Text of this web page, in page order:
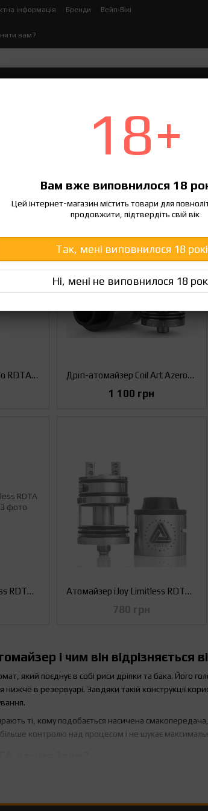
інформація Бренди Вейп-Вікі
вам?
сигарет
в
і чим він відрізняється
який поєднує в собі риси дріпки та бака. Його
нижче в резервуарі. Завдяки такій конструкції
ті, кому подобається насичена
контролю над процесом і не шукає
цікавлять користувачів, які вже мають певний
Атомайзер iJoy Tornado RDTA (Оригінал) Сталевий Дріп-атомайзер Coil Art Azeroth RDTA (Оригінал) Сталевий
1 100 грн
Атомайзер iJoy Limitless RDTA (Оригінал) Атомайзер iJoy Limitless RDTA (Оригінал) Сталевий
780 грн
18+
Вам вже виповнилося 18
Цей інтернет-магазин містить товари для
продовжити, підтвердіть свій вік
Так, мені виповнилося 18
Ні, мені не виповнилося 18